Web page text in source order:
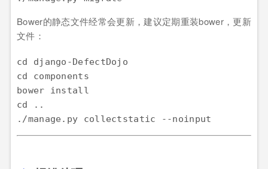
Bower的静态文件经常会更新，建议定期重装bower，更新
文件：
cd django-DefectDojo
cd components
bower install
cd ..